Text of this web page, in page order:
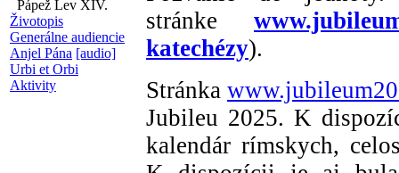
Pápež Lev XIV.
Životopis
Generálne audiencie
Anjel Pána [audio]
Urbi et Orbi
Aktivity
stránke
katechézy).
Stránka
Jubileu 2025. K
kalendár rímskych,